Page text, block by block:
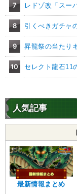
ラディッツ
ラディッツ
9.5 /10点
7 レドゾ改「スー
8 引くべきガチャ
9 昇龍祭の当たり
10 セレクト龍石11
人気記事
最新情報まとめ